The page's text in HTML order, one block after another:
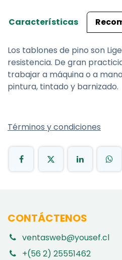
Características
Los tablones de pino son
resistencia. De gran
trabajar a máquina o a
pintura, tintado y barnizado.
Términos y condiciones
CONTÁCTENOS
ventasweb@yousef.cl
+(56 2) 25551462